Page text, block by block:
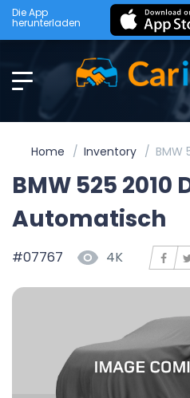
Die App
herunterladen
Home Inventory BMW
BMW 525 2010
Automatisch
#07767 4K